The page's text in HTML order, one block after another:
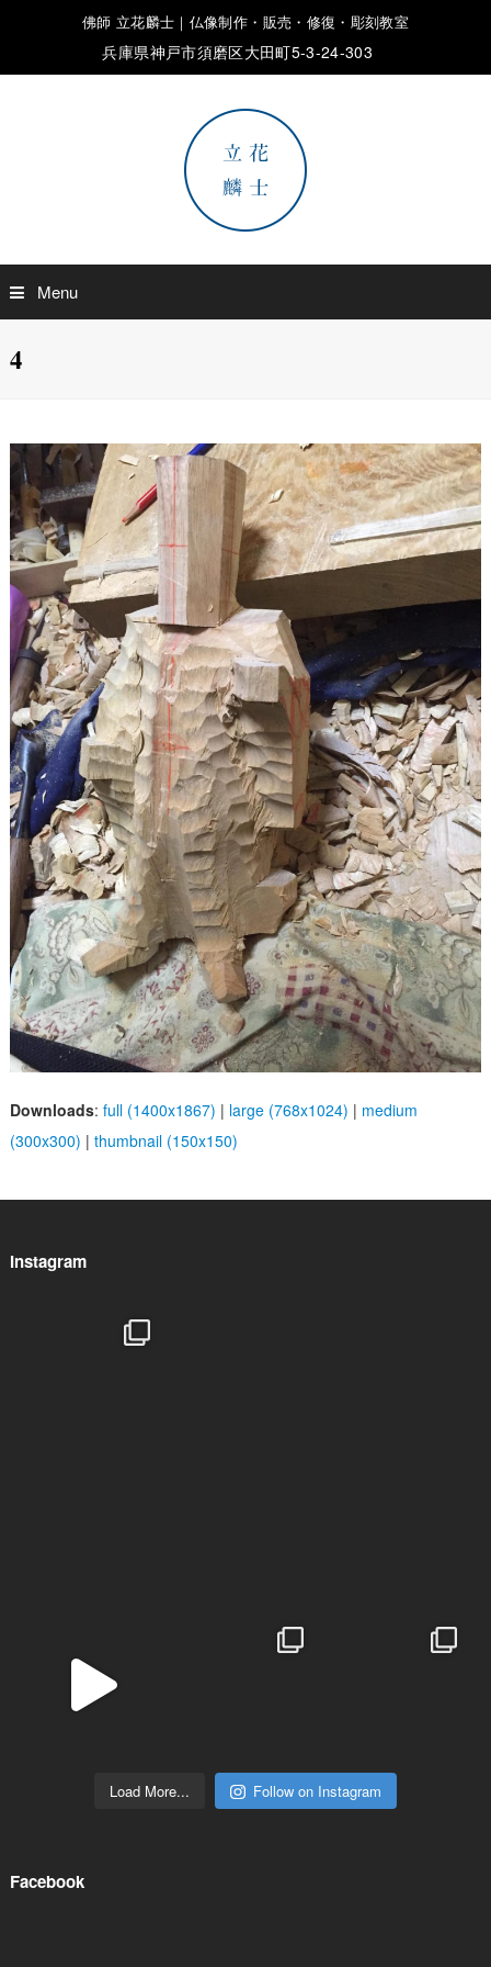
佛師 立花麟士｜仏像制作・販売・修復・彫刻教室
兵庫県神戸市須磨区大田町5-3-24-303
Menu
4
Downloads: full (1400x1867) | large (768x1024) | medium
(300x300) | thumbnail (150x150)
Instagram
Load More... Follow on Instagram
Facebook